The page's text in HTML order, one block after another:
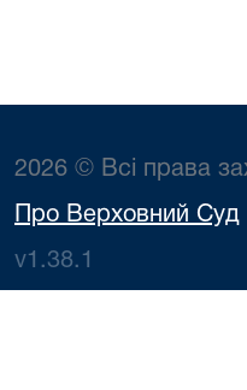
2026 © Всі права
Про Верховний Суд
v1.38.1